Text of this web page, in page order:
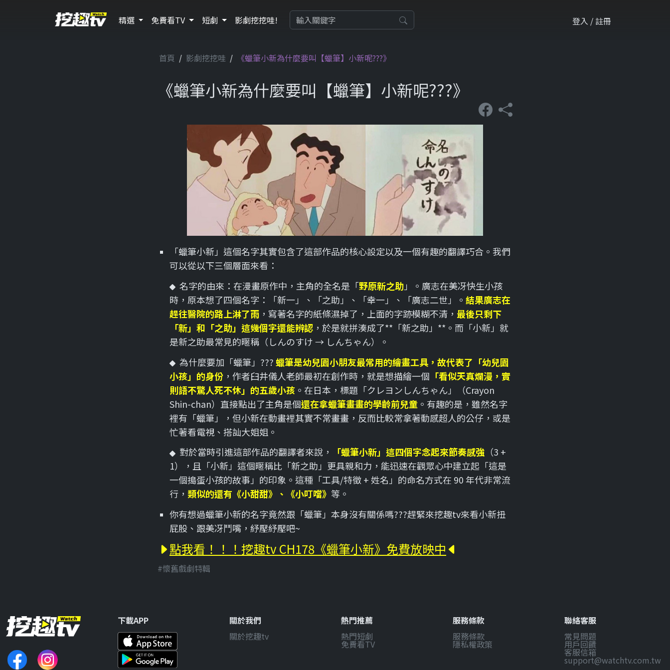
精選 免費看TV 短劇 影劇挖挖哇! 登入 / 註冊
首頁 影劇挖挖哇 《蠟筆小新為什麼要叫【蠟筆】小新呢???》
《蠟筆小新為什麼要叫【蠟筆】小新呢???》
「蠟筆小新」這個名字其實包含了這部作品的核心設定以及一個有趣的翻譯巧合。我們
可以從以下三個層面來看：
名字的由來：在漫畫原作中，主角的全名是「野原新之助」。廣志在美冴快生小孩
時，原本想了四個名字：「新一」、「之助」、「幸一」、「廣志二世」。 結果廣志在
趕往醫院的路上淋了雨 ，寫著名字的紙條濕掉了，上面的字跡模糊不清， 最後只剩下
「新」和「之助」這幾個字還能辨認 ，於是就拼湊成了**「新之助」**。而「小新」就
是新之助最常見的暱稱（しんのすけ → しんちゃん）。
為什麼要加「蠟筆」???蠟筆是幼兒園小朋友最常用的繪畫工具，故代表了「幼兒園
小孩」的身份 ，作者臼井儀人老師最初在創作時，就是想描繪一個 「看似天真爛漫，實
則語不驚人死不休」的五歲小孩 。在日本，標題「クレヨンしんちゃん」（Crayon
Shin-chan）直接點出了主角是個還在拿蠟筆畫畫的學齡前兒童 。有趣的是，雖然名字
裡有「蠟筆」，但小新在動畫裡其實不常畫畫，反而比較常拿著動感超人的公仔，或是
忙著看電視、搭訕大姐姐。
對於當時引進這部作品的翻譯者來說，
「蠟筆小新」這四個字念起來節奏感強 （3 +
1），且「小新」這個暱稱比「新之助」更具親和力，能迅速在觀眾心中建立起「這是
一個搗蛋小孩的故事」的印象。這種「工具/特徵 + 姓名」的命名方式在 90 年代非常流
行， 類似的還有《小甜甜》、《小叮噹》 等。
你有想過蠟筆小新的名字竟然跟「蠟筆」本身沒有關係嗎???趕緊來挖趣tv來看小新扭
屁股、跟美冴鬥嘴，紓壓紓壓吧~
點我看！！！挖趣tv CH178《蠟筆小新》免費放映中
#懷舊戲劇特輯
下載APP
關於我們
關於挖趣tv
熱門推薦
熱門短劇
免費看TV
服務條款
服務條款
隱私權政策
聯絡客服
常見問題
用戶回饋
客服信箱
support@watchtv.com.tw